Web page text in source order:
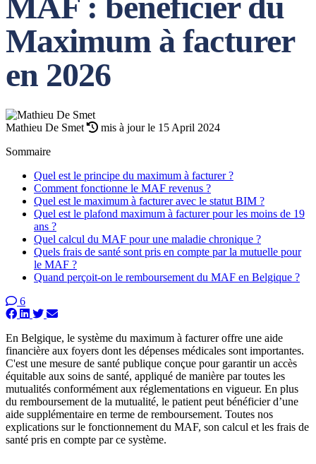
Maximum à facturer
en 2026
Mathieu De Smet
mis à jour le 15 April 2024
Sommaire
Quel est le principe du maximum à facturer ?
Comment fonctionne le MAF revenus ?
Quel est le maximum à facturer avec le statut BIM ?
Quel est le plafond maximum à facturer pour les moins de 19
ans ?
Quel calcul du MAF pour une maladie chronique ?
Quels frais de santé sont pris en compte par la mutuelle pour
le MAF ?
Quand perçoit-on le remboursement du MAF en Belgique ?
6
En Belgique, le système du maximum à facturer offre une aide
financière aux foyers dont les dépenses médicales sont importantes.
C'est une mesure de santé publique conçue pour garantir un accès
équitable aux soins de santé, appliqué de manière par toutes les
mutualités conformément aux réglementations en vigueur. En plus
du remboursement de la mutualité, le patient peut bénéficier d’une
aide supplémentaire en terme de remboursement. Toutes nos
explications sur le fonctionnement du MAF, son calcul et les frais de
santé pris en compte par ce système.